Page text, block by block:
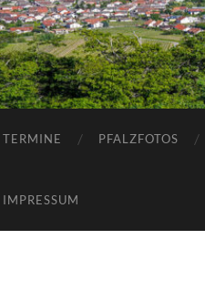
TERMINE PFALZFOTOS
IMPRESSUM